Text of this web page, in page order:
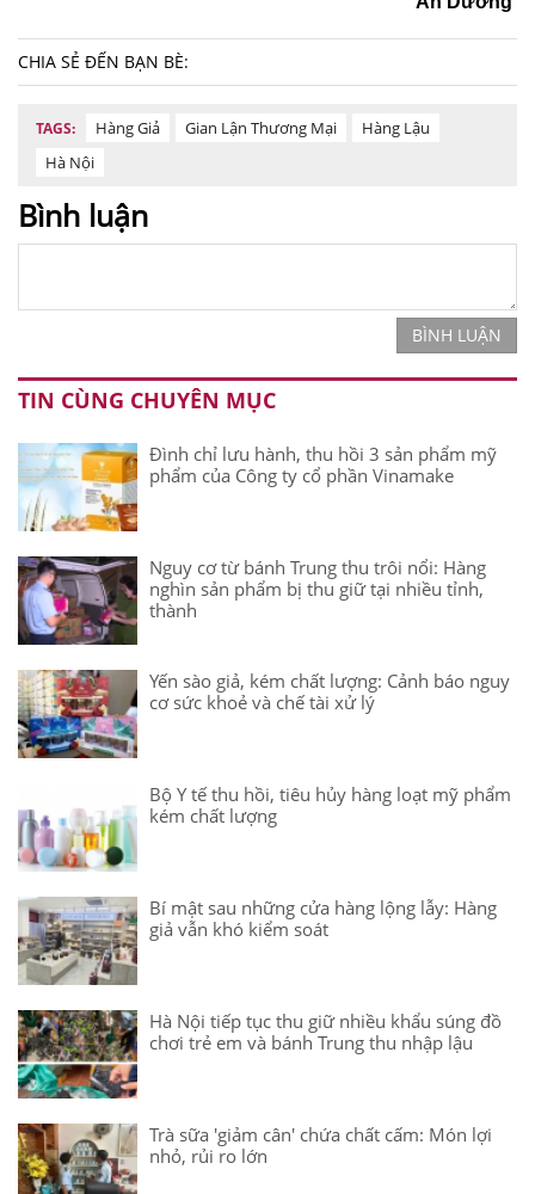
CHIA SẺ ĐẾN BẠN BÈ:
TAGS: Hàng Giả Gian Lận Thương Mại
Hàng Lậu
Hà Nội
Bình luận
BÌNH LUẬN
TIN CÙNG CHUYÊN MỤC
Đình chỉ lưu hành, thu hồi 3 sản phẩm mỹ
phẩm của Công ty cổ phần Vinamake
Nguy cơ từ bánh Trung thu trôi nổi: Hàng
nghìn sản phẩm bị thu giữ tại nhiều tỉnh,
thành
Yến sào giả, kém chất lượng: Cảnh báo nguy
cơ sức khoẻ và chế tài xử lý
Bộ Y tế thu hồi, tiêu hủy hàng loạt mỹ phẩm
kém chất lượng
Bí mật sau những cửa hàng lộng lẫy: Hàng
giả vẫn khó kiểm soát
Hà Nội tiếp tục thu giữ nhiều khẩu súng đồ
chơi trẻ em và bánh Trung thu nhập lậu
Trà sữa 'giảm cân' chứa chất cấm: Món lợi
nhỏ, rủi ro lớn